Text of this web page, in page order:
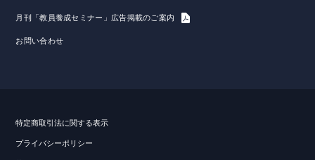
月刊「教員養成セミナー」広告掲載のご案内
お問い合わせ
特定商取引法に関する表示
プライバシーポリシー